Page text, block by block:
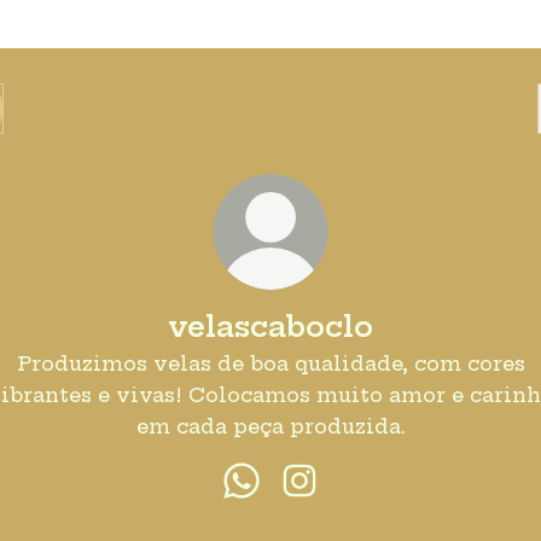
velascaboclo
Produzimos velas de boa qualidade, com cores
e vivas! Colocamos muito amor e
em cada peça produzida.